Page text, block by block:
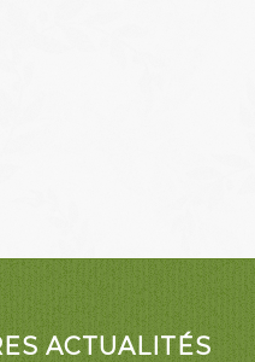
ACTUALITÉS